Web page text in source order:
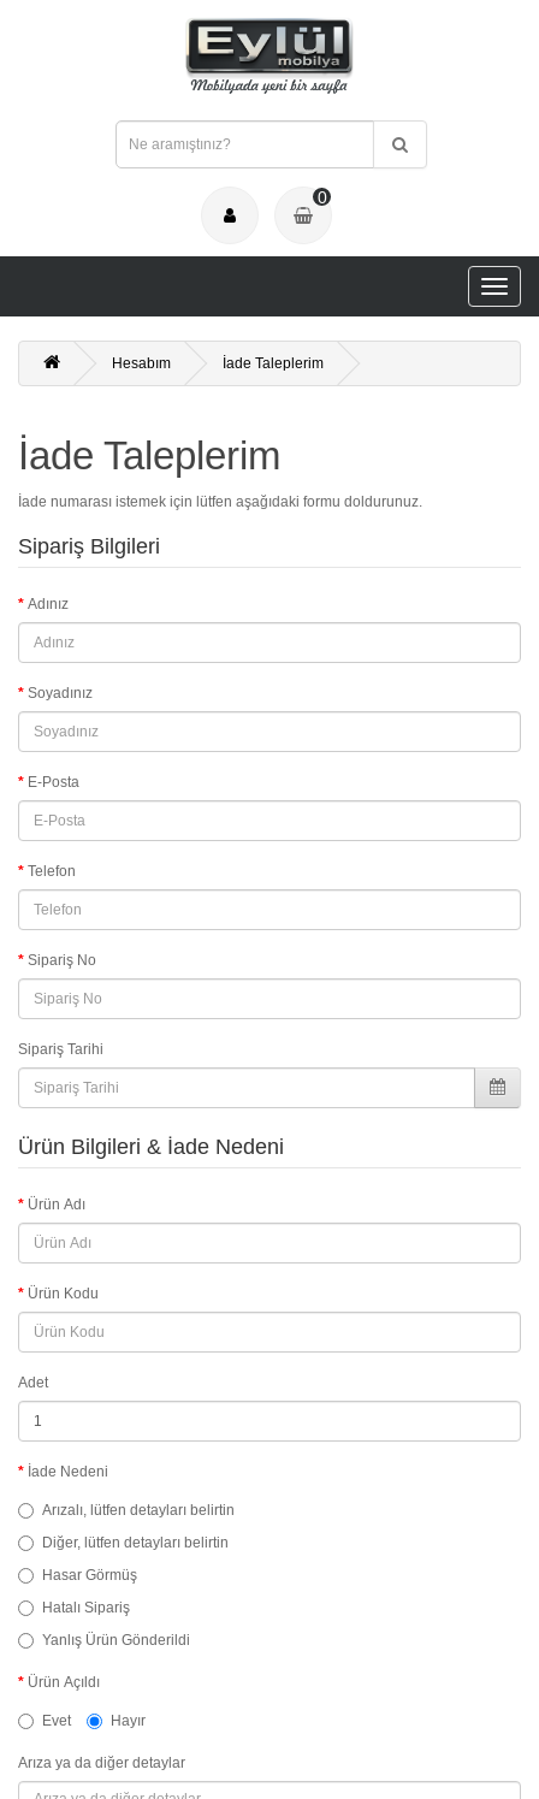
0
Hesabım İade Taleplerim
İade Taleplerim
İade numarası istemek için lütfen aşağıdaki formu doldurunuz.
Sipariş Bilgileri
Adınız
Soyadınız
E-Posta
Telefon
Sipariş No
Sipariş Tarihi
Ürün Bilgileri & İade Nedeni
Ürün Adı
Ürün Kodu
Adet
İade Nedeni
Arızalı, lütfen detayları belirtin
Diğer, lütfen detayları belirtin
Hasar Görmüş
Hatalı Sipariş
Yanlış Ürün Gönderildi
Ürün Açıldı
Evet Hayır
Arıza ya da diğer detaylar